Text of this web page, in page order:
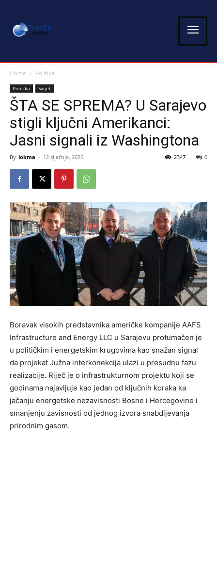
Home Politika
Politika Svijet
ŠTA SE SPREMA? U Sarajevo
stigli ključni Amerikanci:
Jasni signali iz Washingtona
By lokma - 12 siječnja, 2026 0
2347
Boravak visokih predstavnika američke kompanije AAFS
Infrastructure and Energy LLC u Sarajevu protumačen je
u političkim i energetskim krugovima kao snažan signal
da projekat Južna interkonekcija ulazi u presudnu fazu
realizacije. Riječ je o infrastrukturnom projektu koji se
godinama najavljuje kao jedan od ključnih koraka ka
jačanju energetske nezavisnosti Bosne i Hercegovine i
smanjenju zavisnosti od jednog izvora snabdijevanja
prirodnim gasom.